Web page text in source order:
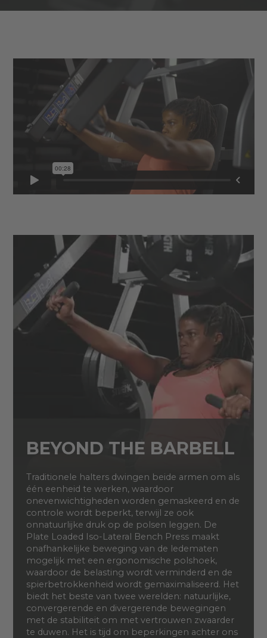
BEYOND THE BARBELL
Traditionele halters dwingen beide armen om als
één eenheid te werken, waardoor
onevenwichtigheden worden gemaskeerd en de
controle wordt beperkt, terwijl ze ook
onnatuurlijke druk op de polsen leggen. De
Plate Loaded Iso-Lateral Bench Press maakt
onafhankelijke beweging van de ledematen
mogelijk met een ergonomische polshoek,
waardoor de belasting wordt verminderd en de
spierbetrokkenheid wordt gemaximaliseerd. Het
biedt het beste van twee werelden: natuurlijke,
convergerende en divergerende bewegingen
met de stabiliteit om met vertrouwen zwaarder
te duwen. Het is tijd om beperkingen achter ons